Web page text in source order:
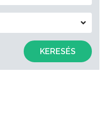
KERESÉS